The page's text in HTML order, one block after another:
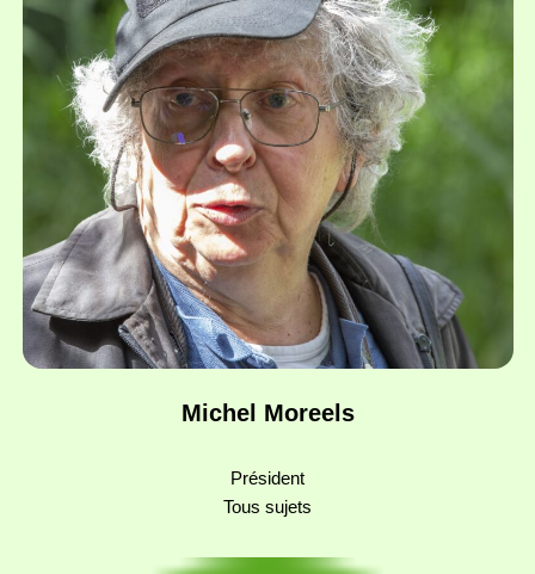
Michel Moreels
Président
Tous sujets